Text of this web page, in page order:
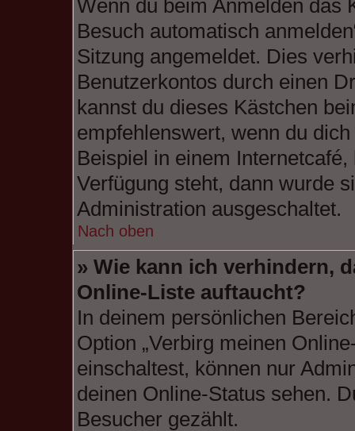
Wenn du beim Anmelden das
Besuch automatisch
Sitzung angemeldet. Dies
Benutzerkontos durch einen
kannst du dieses Kästchen
empfehlenswert, wenn du
Beispiel in einem
Verfügung steht, dann wurde
Administration ausgeschaltet.
Nach oben
» Wie kann ich verhindern,
Online-Liste auftaucht?
In deinem persönlichen
Option „Verbirg meinen
einschaltest, können nur
deinen Online-Status sehen.
Besucher gezählt.